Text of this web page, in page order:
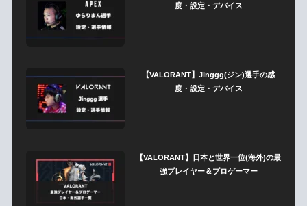
度・設定・デバイス
【VALORANT】Jinggg(ジン)選手の感
度・設定・デバイス
【VALORANT】日本と世界一位(海外)の最
強プレイヤー＆プロゲーマー